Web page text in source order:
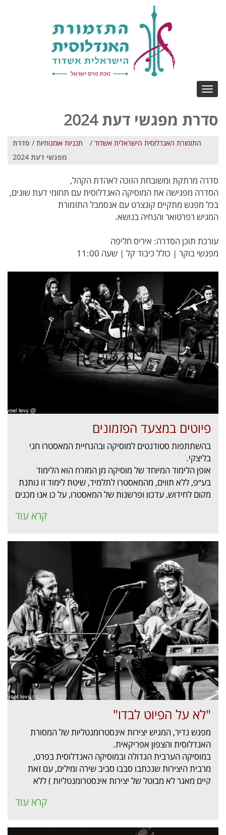
Toggle
navigation
סדרת מפגשי דעת 2024
התזמורת האנדלוסית הישראלית אשדוד/ תכניות אומנותיות/ סדרת
מפגשי דעת 2024
סדרה מרתקת ומשובחת הזוכה לאהדת הקהל,
הסדרה מפגישה את המוסיקה האנדלוסית עם תחומי דעת שונים,
בכל מפגש מתקיים קונצרט עם אנסמבל התזמורת
המגיש רפרטואר והנחיה בנושא.
עורכת תוכן הסדרה: איריס חליפה
מפגשי בוקר | כולל כיבוד קל | שעה 11:00
פיוטים במצעד הפזמונים
בהשתתפות סטודנטים למוסיקה ובהנחיית המאסטרו חגי
בליצקי.
אופן הלימוד המיוחד של מוסיקה מן המזרח הוא הלימוד
בע״פ, ללא תווים, מהמאסטרו לתלמיד, שיטת לימוד זו נותנת
מקום לחידוש, עדכון ופרשנות של המאסטרו, על כן אנו מכנים
קרא עוד
"לא על הפיוט לבדו"
מפגש נדיר, המגיש יצירות אינסטרומנטליות של המסורת
האנדלוסית והצפון אפריקאית.
במוסיקה הערבית הגדולה ובמוסיקה האנדלוסית בפרט,
מרבית היצירות שנכתבו סבבו סביב שירה ומילים, עם זאת
קיים מאגר לא מבוטל של יצירות אינסטרומנטליות ) ללא
הקונצרט יתקיים מונארט, אשדוד, ב-19.02.24 ב-11:00,
קרא עוד